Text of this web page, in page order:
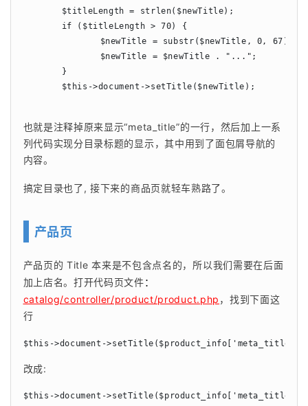
也就是注释掉原来显示“meta_title”的一行，然后加上一系
列代码实现分目录标题的显示，其中用到了面包屑导航的
内容。
搞定目录也了, 接下来的商品页就轻车熟路了。
产品页
产品页的 Title 本来是不包含点名的，所以我们需要在后面
加上店名。打开代码页文件：
catalog/controller/product/product.php ，找到下面这
行
$this->document-
改成:
$this->document-